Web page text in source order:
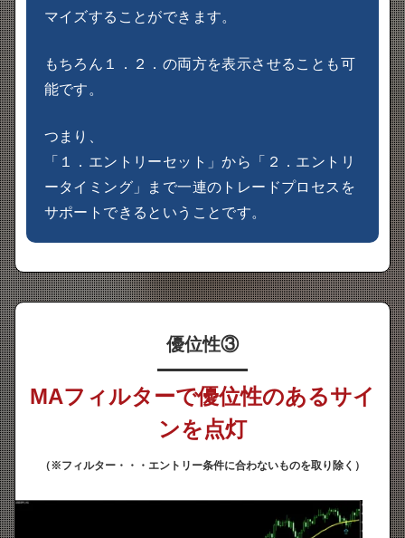
マイズすることができます。
もちろん１．２．の両方を表示させることも可
能です。
つまり、
「１．エントリーセット」から「２．エントリ
ータイミング」まで一連のトレードプロセスを
サポートできるということです。
優位性③
MAフィルターで優位性のあるサイ
ンを点灯
（※フィルター・・・エントリー条件に合わないものを取り除く）